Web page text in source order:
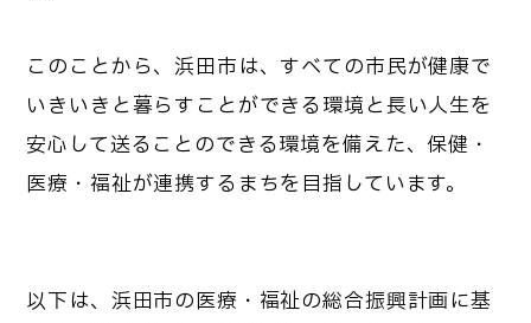
このことから、浜田市は、すべての市民が健康で
いきいきと暮らすことができる環境と長い人生を
安心して送ることのできる環境を備えた、保健・
医療・福祉が連携するまちを目指しています。
以下は、浜田市の医療・福祉の総合振興計画に基